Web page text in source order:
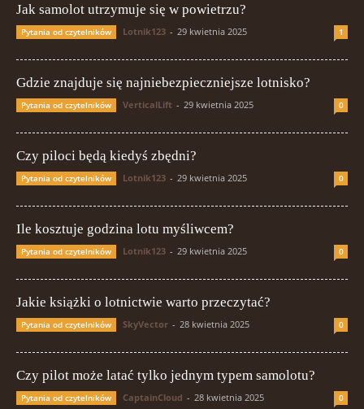
Jak samolot utrzymuje się w powietrzu?
Pytania od czytelników Lotnik123 - 29 kwietnia 2025 1
Gdzie znajduje się najniebezpieczniejsze lotnisko?
Pytania od czytelników VerticalLift - 29 kwietnia 2025 0
Czy piloci będą kiedyś zbędni?
Pytania od czytelników Lotnik123 - 29 kwietnia 2025 0
Ile kosztuje godzina lotu myśliwcem?
Pytania od czytelników Lotnik123 - 29 kwietnia 2025 0
Jakie książki o lotnictwie warto przeczytać?
Pytania od czytelników SkyVector - 28 kwietnia 2025 0
Czy pilot może latać tylko jednym typem samolotu?
Pytania od czytelników CaptainCloud - 28 kwietnia 2025 0